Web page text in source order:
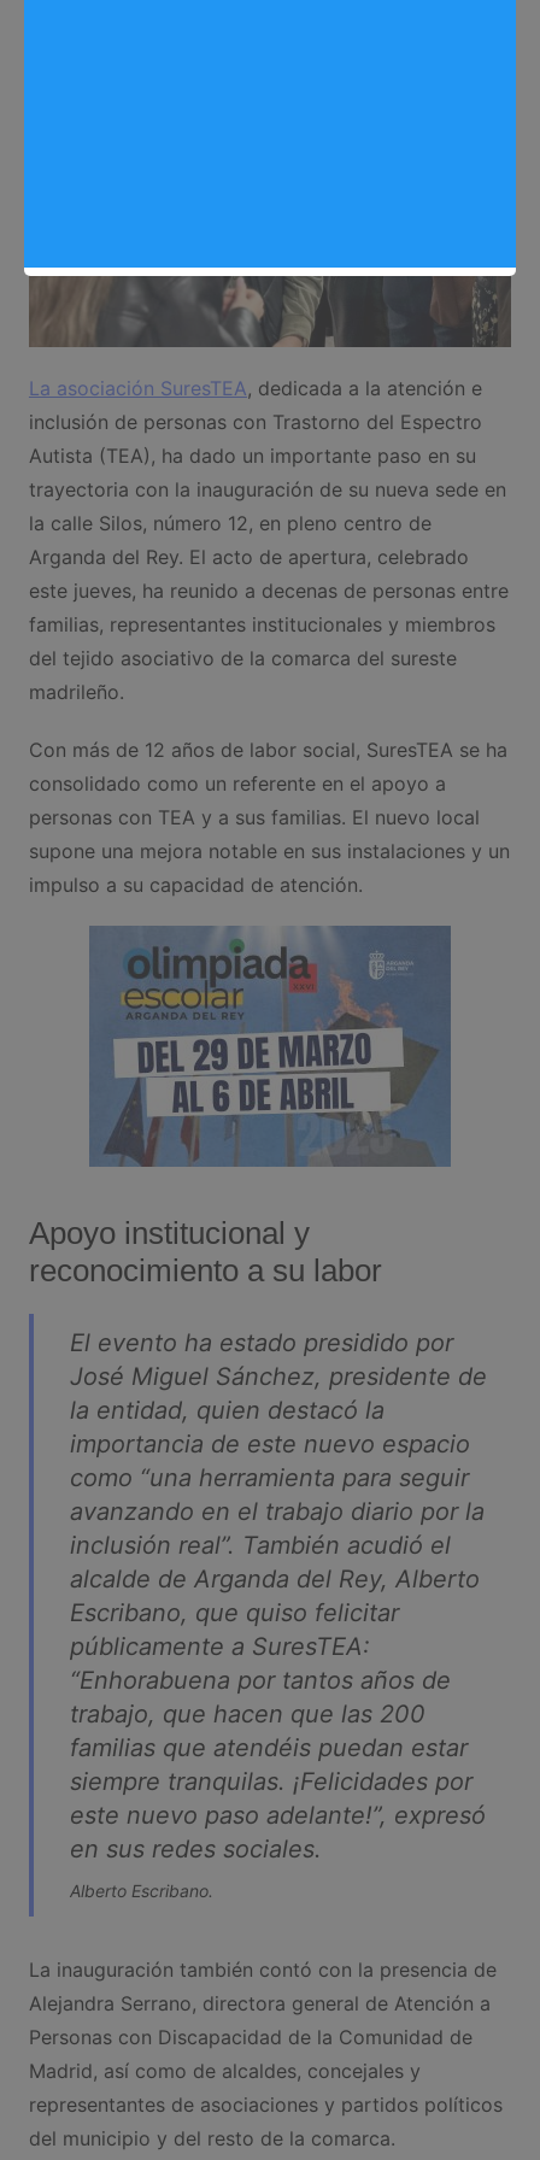
La asociación SuresTEA, dedicada a la atención e
inclusión de personas con Trastorno del Espectro
Autista (TEA), ha dado un importante paso en su
trayectoria con la inauguración de su nueva sede en
la calle Silos, número 12, en pleno centro de
Arganda del Rey. El acto de apertura, celebrado
este jueves, ha reunido a decenas de personas entre
familias, representantes institucionales y miembros
del tejido asociativo de la comarca del sureste
madrileño.
Con más de 12 años de labor social, SuresTEA se ha
consolidado como un referente en el apoyo a
personas con TEA y a sus familias. El nuevo local
supone una mejora notable en sus instalaciones y un
impulso a su capacidad de atención.
Apoyo institucional y
reconocimiento a su labor
El evento ha estado presidido por
José Miguel Sánchez, presidente de
la entidad, quien destacó la
importancia de este nuevo espacio
como “una herramienta para seguir
avanzando en el trabajo diario por la
inclusión real”. También acudió el
alcalde de Arganda del Rey, Alberto
Escribano, que quiso felicitar
públicamente a SuresTEA:
“Enhorabuena por tantos años de
trabajo, que hacen que las 200
familias que atendéis puedan estar
siempre tranquilas. ¡Felicidades por
este nuevo paso adelante!”, expresó
en sus redes sociales.
Alberto Escribano.
La inauguración también contó con la presencia de
Alejandra Serrano, directora general de Atención a
Personas con Discapacidad de la Comunidad de
Madrid, así como de alcaldes, concejales y
representantes de asociaciones y partidos políticos
del municipio y del resto de la comarca.